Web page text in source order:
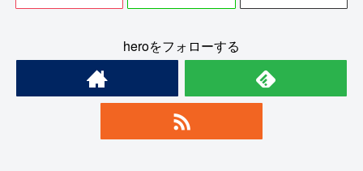
heroをフォローする